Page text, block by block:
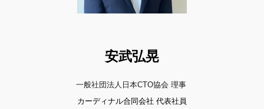
安武弘晃
一般社団法人日本CTO協会 理事
カーディナル合同会社 代表社員